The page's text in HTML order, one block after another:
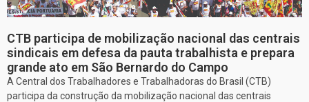
CTB participa de mobilização nacional das centrais
sindicais em defesa da pauta trabalhista e prepara
grande ato em São Bernardo do Campo
A Central dos Trabalhadores e Trabalhadoras do Brasil (CTB)
participa da construção da mobilização nacional das centrais